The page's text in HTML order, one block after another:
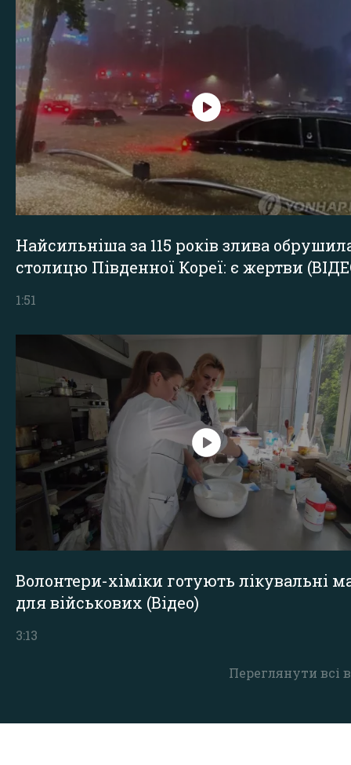
Переглянути всі
Найсильніша за 115 років злива
столицю Південної Кореї: є жертви
1:51
Волонтери-хіміки готують лікувальні
для військових (Відео)
3:13